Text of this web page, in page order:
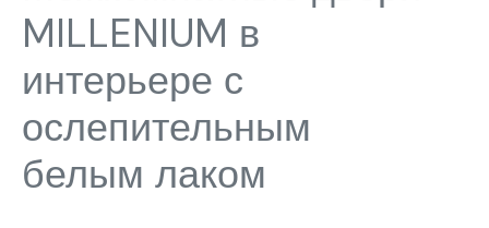
двери
двери
MILLENIUM в
интерьере с
ослепительным
белым лаком